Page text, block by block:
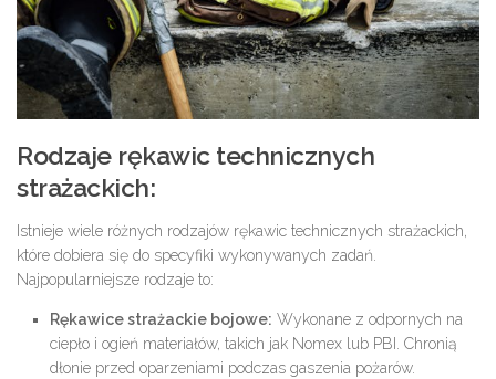
Rodzaje rękawic technicznych
strażackich:
Istnieje wiele różnych rodzajów rękawic technicznych strażackich,
które dobiera się do specyfiki wykonywanych zadań.
Najpopularniejsze rodzaje to:
Rękawice strażackie bojowe: Wykonane z odpornych na
ciepło i ogień materiałów, takich jak Nomex lub PBI. Chronią
dłonie przed oparzeniami podczas gaszenia pożarów.